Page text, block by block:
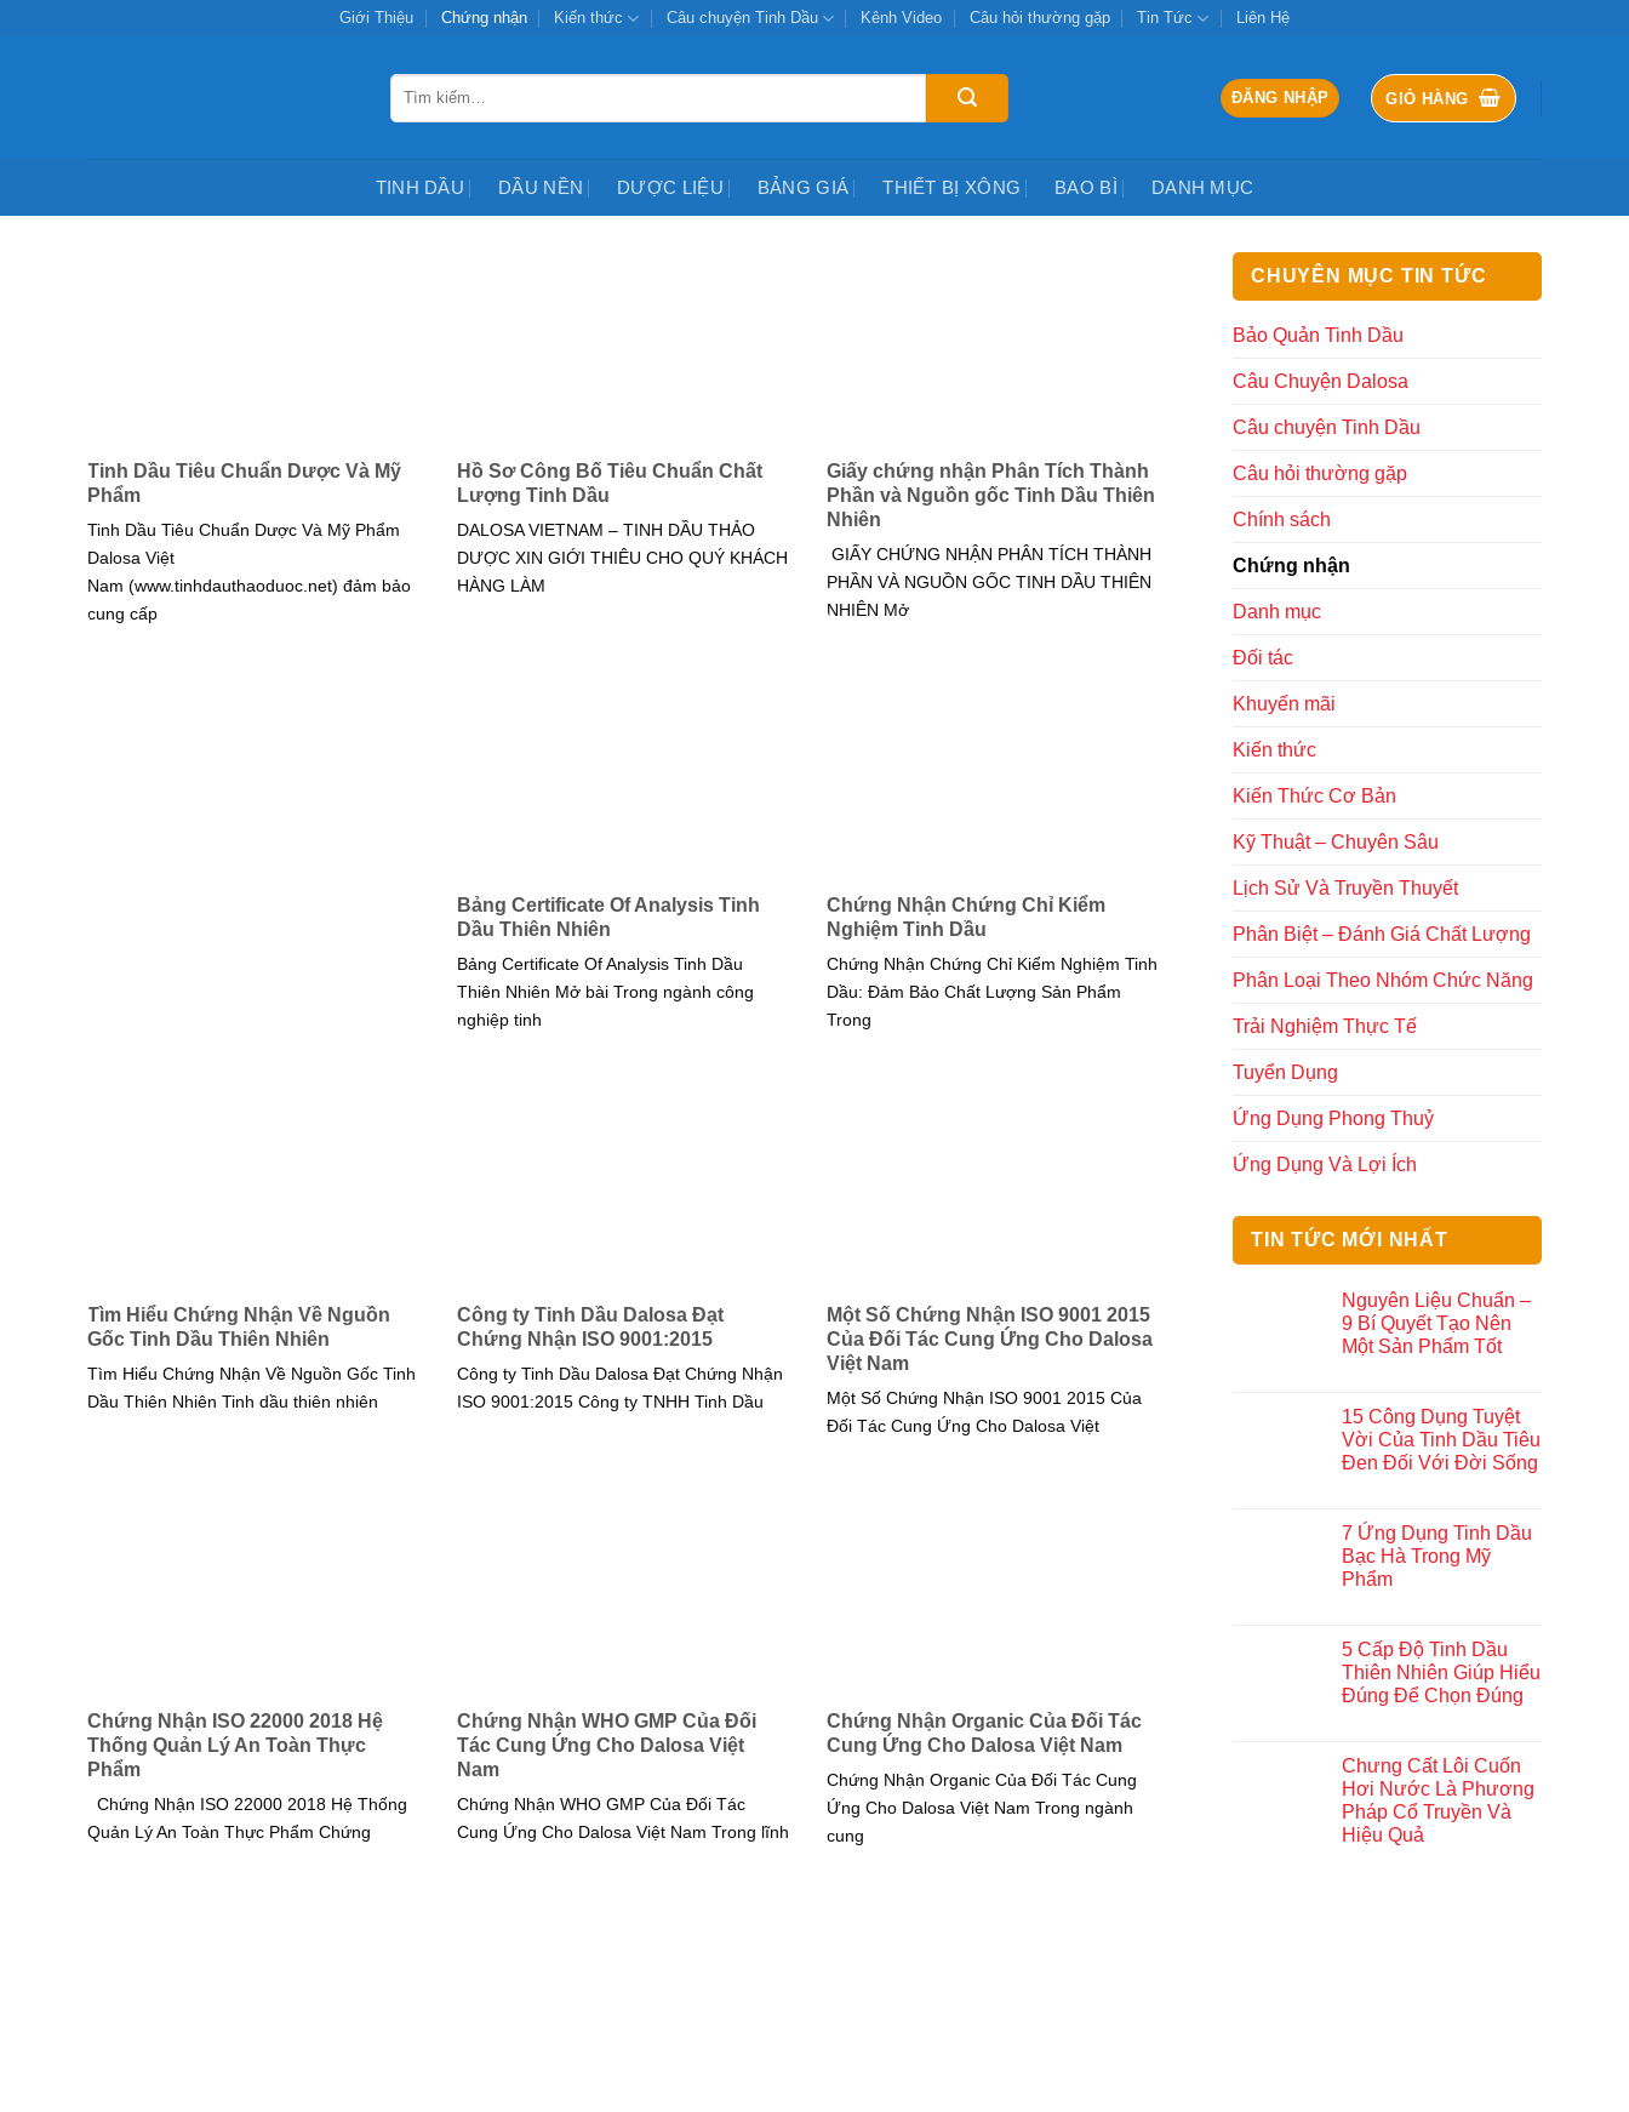
Giới Thiệu Chứng nhận Kiến thức Câu chuyện Tinh Dầu Kênh Video Câu hỏi thường gặp Tin Tức Liên Hệ
Tìm
kiếm:
ĐĂNG NHẬP GIỎ HÀNG
TINH DẦU DẦU NỀN DƯỢC LIỆU BẢNG GIÁ THIẾT BỊ XÔNG BAO BÌ DANH MỤC
Tinh Dầu Tiêu Chuẩn Dược Và Mỹ
Phẩm
Tinh Dầu Tiêu Chuẩn Dược Và Mỹ Phẩm
Dalosa Việt
Nam (www.tinhdauthaoduoc.net) đảm bảo
cung cấp
Hồ Sơ Công Bố Tiêu Chuẩn Chất
Lượng Tinh Dầu
DALOSA VIETNAM – TINH DẦU THẢO
DƯỢC XIN GIỚI THIÊU CHO QUÝ KHÁCH
HÀNG LÀM
Giấy chứng nhận Phân Tích Thành
Phần và Nguồn gốc Tinh Dầu Thiên
Nhiên
GIẤY CHỨNG NHẬN PHÂN TÍCH THÀNH
PHẦN VÀ NGUỒN GỐC TINH DẦU THIÊN
NHIÊN Mở
Bảng Certificate Of Analysis Tinh
Dầu Thiên Nhiên
Bảng Certificate Of Analysis Tinh Dầu
Thiên Nhiên Mở bài Trong ngành công
nghiệp tinh
Chứng Nhận Chứng Chỉ Kiểm
Nghiệm Tinh Dầu
Chứng Nhận Chứng Chỉ Kiểm Nghiệm Tinh
Dầu: Đảm Bảo Chất Lượng Sản Phẩm
Trong
Tìm Hiểu Chứng Nhận Về Nguồn
Gốc Tinh Dầu Thiên Nhiên
Tìm Hiểu Chứng Nhận Về Nguồn Gốc Tinh
Dầu Thiên Nhiên Tinh dầu thiên nhiên
Công ty Tinh Dầu Dalosa Đạt
Chứng Nhận ISO 9001:2015
Công ty Tinh Dầu Dalosa Đạt Chứng Nhận
ISO 9001:2015 Công ty TNHH Tinh Dầu
Một Số Chứng Nhận ISO 9001 2015
Của Đối Tác Cung Ứng Cho Dalosa
Việt Nam
Một Số Chứng Nhận ISO 9001 2015 Của
Đối Tác Cung Ứng Cho Dalosa Việt
Chứng Nhận ISO 22000 2018 Hệ
Thống Quản Lý An Toàn Thực
Phẩm
Chứng Nhận ISO 22000 2018 Hệ Thống
Quản Lý An Toàn Thực Phẩm Chứng
Chứng Nhận WHO GMP Của Đối
Tác Cung Ứng Cho Dalosa Việt
Nam
Chứng Nhận WHO GMP Của Đối Tác
Cung Ứng Cho Dalosa Việt Nam Trong lĩnh
Chứng Nhận Organic Của Đối Tác
Cung Ứng Cho Dalosa Việt Nam
Chứng Nhận Organic Của Đối Tác Cung
Ứng Cho Dalosa Việt Nam Trong ngành
cung
CHUYÊN MỤC TIN TỨC
Bảo Quản Tinh Dầu
Câu Chuyện Dalosa
Câu chuyện Tinh Dầu
Câu hỏi thường gặp
Chính sách
Chứng nhận
Danh mục
Đối tác
Khuyến mãi
Kiến thức
Kiến Thức Cơ Bản
Kỹ Thuật – Chuyên Sâu
Lịch Sử Và Truyền Thuyết
Phân Biệt – Đánh Giá Chất Lượng
Phân Loại Theo Nhóm Chức Năng
Trải Nghiệm Thực Tế
Tuyển Dụng
Ứng Dụng Phong Thuỷ
Ứng Dụng Và Lợi Ích
TIN TỨC MỚI NHẤT
Nguyên Liệu Chuẩn –
9 Bí Quyết Tạo Nên
Một Sản Phẩm Tốt
15 Công Dụng Tuyệt
Vời Của Tinh Dầu Tiêu
Đen Đối Với Đời Sống
7 Ứng Dụng Tinh Dầu
Bạc Hà Trong Mỹ
Phẩm
5 Cấp Độ Tinh Dầu
Thiên Nhiên Giúp Hiểu
Đúng Để Chọn Đúng
Chưng Cất Lôi Cuốn
Hơi Nước Là Phương
Pháp Cổ Truyền Và
Hiệu Quả